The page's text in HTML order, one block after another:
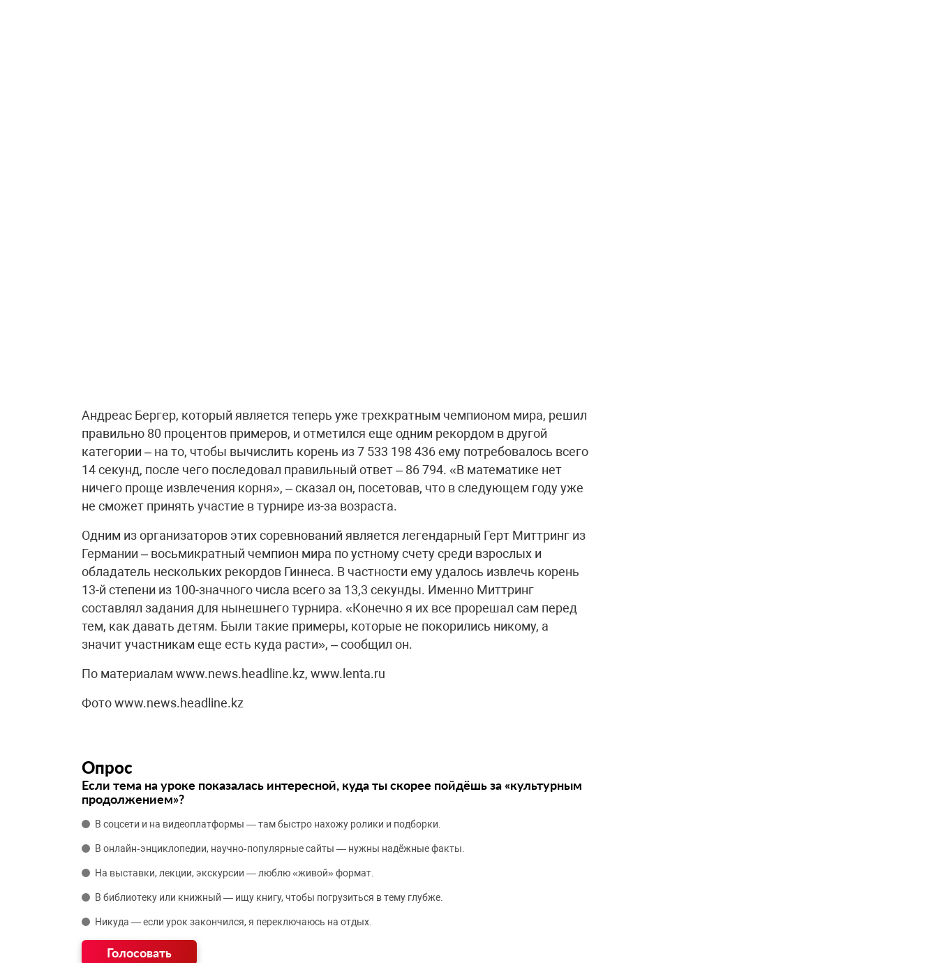
Андреас Бергер, который является теперь уже трехкратным чемпионом мира, решил
правильно 80 процентов примеров, и отметился еще одним рекордом в другой
категории – на то, чтобы вычислить корень из 7 533 198 436 ему потребовалось всего
14 секунд, после чего последовал правильный ответ – 86 794. «В математике нет
ничего проще извлечения корня», – сказал он, посетовав, что в следующем году уже
не сможет принять участие в турнире из-за возраста.
Одним из организаторов этих соревнований является легендарный Герт Миттринг из
Германии – восьмикратный чемпион мира по устному счету среди взрослых и
обладатель нескольких рекордов Гиннеса. В частности ему удалось извлечь корень
13-й степени из 100-значного числа всего за 13,3 секунды. Именно Миттринг
составлял задания для нынешнего турнира. «Конечно я их все прорешал сам перед
тем, как давать детям. Были такие примеры, которые не покорились никому, а
значит участникам еще есть куда расти», – сообщил он.
По материалам www.news.headline.kz, www.lenta.ru
Фото www.news.headline.kz
Опрос
Если тема на уроке показалась интересной, куда ты скорее пойдёшь за «культурным
продолжением»?
В соцсети и на видеоплатформы — там быстро нахожу ролики и подборки.
В онлайн‑энциклопедии, научно‑популярные сайты — нужны надёжные факты.
На выставки, лекции, экскурсии — люблю «живой» формат.
В библиотеку или книжный — ищу книгу, чтобы погрузиться в тему глубже.
Никуда — если урок закончился, я переключаюсь на отдых.